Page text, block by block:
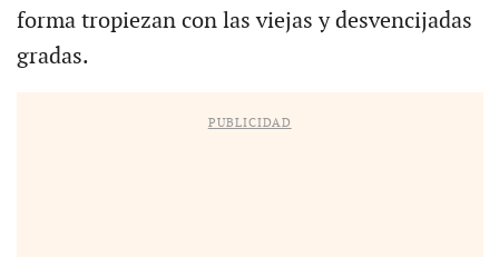
forma tropiezan con las viejas y desvencijadas
gradas.
PUBLICIDAD